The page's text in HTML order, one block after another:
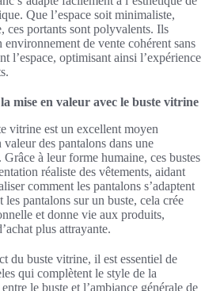
Que l’espace soit minimaliste,
ces portants sont polyvalents. Ils
environnement de vente cohérent sans
l’espace, optimisant ainsi l’expérience
mise en valeur avec le buste vitrine
vitrine est un excellent moyen
valeur des pantalons dans une
à leur forme humaine, ces bustes
réaliste des vêtements, aidant
comment les pantalons s’adaptent
pantalons sur un buste, cela crée
et donne vie aux produits,
plus attrayante.
du buste vitrine, il est essentiel de
qui complètent le style de la
le buste et l’ambiance générale de